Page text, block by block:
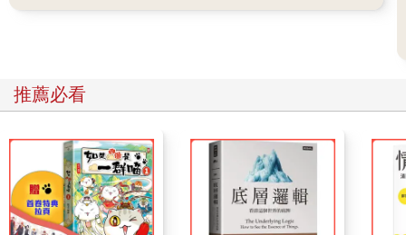
推薦必看